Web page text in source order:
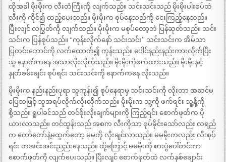
ထိုအခါ မိုးမိုးက လီးတံကြီးကို လျက်သည်။ သင်းသင်းသည် မိုးမိုးပါးစပ်ထဲ
လီးကို ကိုင်၍ ထည့်ပေးသည်။ မိုးမိုးက စုပ်နေသည်ကို ငေးကြည့်နေသည်။
ပြီးလျင် လပြွတ်ကို လျက်သည်။ မိုးမိုးက မစုပ်တော့ဘဲ ပြန်ဆုတ်သည်။ သင်း
သင်းက ပြန်စုပ်သည်။ “ကုန်းလိုက်နော် သင်းသင်း” သင်းသင်းက အိမ်သာ
ပြတင်းဘောင်ကို လက်ထောက်၍ ကုန်းသည်။ ပေါင်နည်းနည်းကားလိုက်ပြီး
သူ နောက်ကနေ အသာလိုးလိုက်သည်။ မိုးမိုးကိုဖက်ထားသည်။ မိုးမိုးနှင့်
နှုတ်ခမ်းချင်း စုပ်ရင်း သင်းသင်းကို နောက်ကနေ လိုးသည်။
မိုးမိုးက နည်းနည်းပုရာ သူကုန်း၍ စုပ်နေရာမှ သင်းသင်းကို လိုးတာ အဆင်မ
ပြေသဖြင့် သူအရပ်လိုက်လိုးလိုက်သည်။ မိုးမိုးက သူ့ကို ဖက်ရင်း သူ့နို့ကို
စို့သည်။ ရူပါခင်သည် တင်စိုးလိုးချက်များကို ကြည့်ရင်း စောက်ဖုတ်က ပို
ယားလာသည်။ တင်ထွန်းသည် အစက လီးကိုသာ စုပ်ခိုင်းသော်လည်း လရည်
က တော်တော်နဲ့မထွက်တော့ မမကို လိုးချင်လာသည်။ မမမိုးကလည်း လီးစုပ်
ရင်း တအင်းအင်းညည်းနေသည်။ ထို့ကြောင့် မမမိုးကို စားပွဲပေါ်တင်ကာ
စောက်ဖုတ်ကို လျက်ပေးသည်။ ပြီးလျင် စောက်ဖုတ်ထဲ လက်နှစ်ချောင်း